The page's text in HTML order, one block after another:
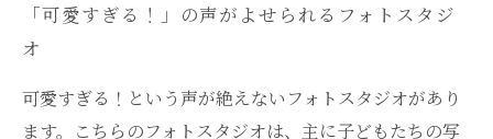
「可愛すぎる！」の声がよせられるフォトスタジ
オ
可愛すぎる！という声が絶えないフォトスタジオがあり
ます。こちらのフォトスタジオは、主に子どもたちの写